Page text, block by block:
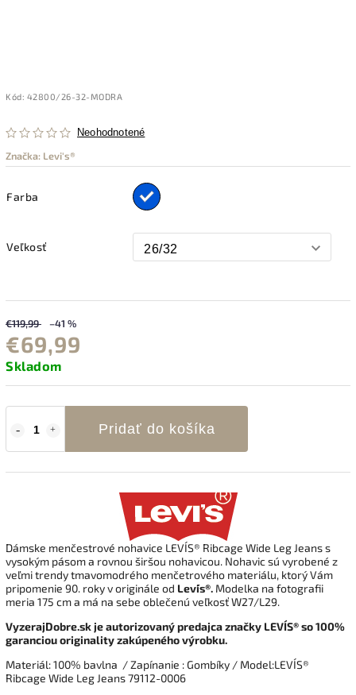
Kód: 42800/26-32-MODRA
Neohodnotené
Značka: Levi's®
Farba
Veľkosť
€119,99 –41 %
€69,99
Skladom
Pridať do košíka
Dámske menčestrové nohavice LEVI´S® Ribcage Wide Leg Jeanss
vysokým pásom a rovnou širšou nohavicou. Nohavic sú vyrobené z
veľmi trendy tmavomodrého menčetrového materiálu, ktorý Vám
pripomenie 90. rokyv originále od Levi´s®. Modelka na fotografii
meria 175 cm a má na sebe oblečenú veľkosť W27/L29.
VyzerajDobre.sk je autorizovaný predajca značky LEVI´S® so 100%
garanciou originality zakúpeného výrobku.
Materiál: 100% bavlna / Zapínanie : Gombíky / Model:LEVI´S®
Ribcage Wide Leg Jeans 79112-0006